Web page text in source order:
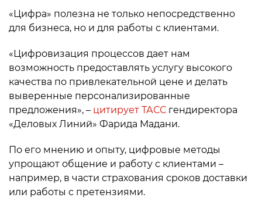
«Цифра» полезна не только непосредственно
для бизнеса, но и для работы с клиентами.
«Цифровизация процессов дает нам
возможность предоставлять услугу высокого
качества по привлекательной цене и делать
выверенные персонализированные
предложения», – цитирует ТАСС гендиректора
«Деловых Линий» Фарида Мадани.
По его мнению и опыту, цифровые методы
упрощают общение и работу с клиентами –
например, в части страхования сроков доставки
или работы с претензиями.